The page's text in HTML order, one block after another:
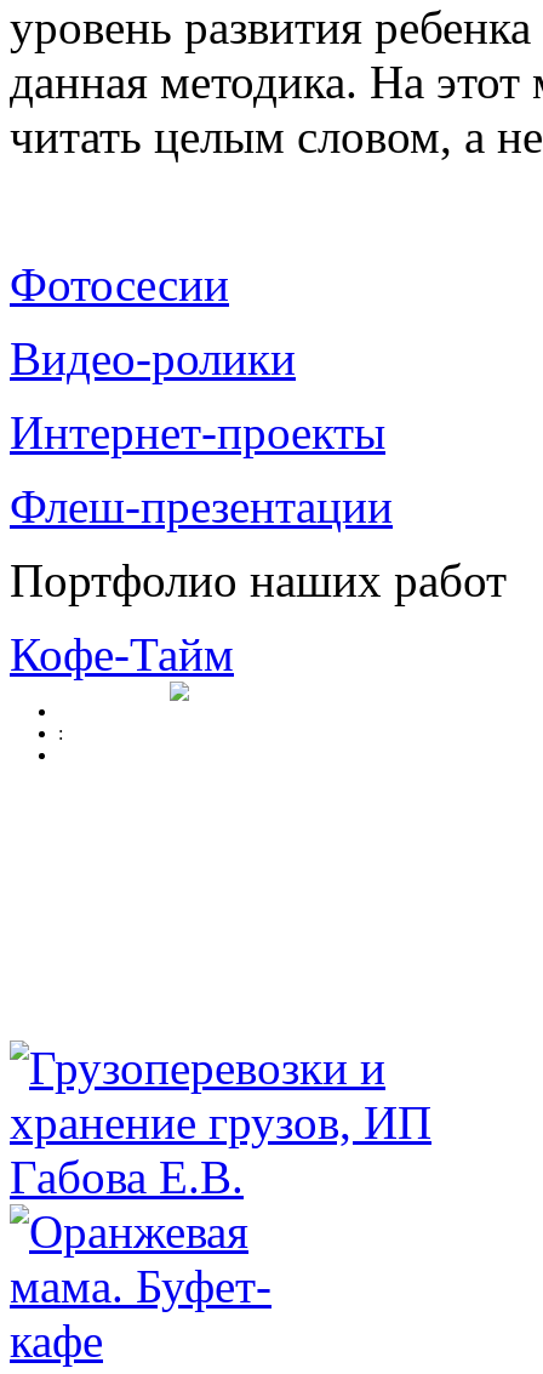
уровень развития
данная методика. На
читать целым словом, а
Фотосесии
Видео-ролики
Интернет-проекты
Флеш-презентации
Портфолио наших работ
Кофе-Тайм
: